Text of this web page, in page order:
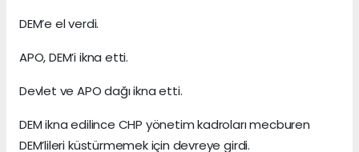
DEM’e el verdi.
APO, DEM’i ikna etti.
Devlet ve APO dağı ikna etti.
DEM ikna edilince CHP yönetim kadroları mecburen
DEM’lileri küstürmemek için devreye girdi.